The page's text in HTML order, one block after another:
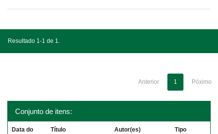
Resultado 1-1 de 1.
Anterior 1 Póximo
Conjunto de itens:
Data do
Título Autor(es) Tipo